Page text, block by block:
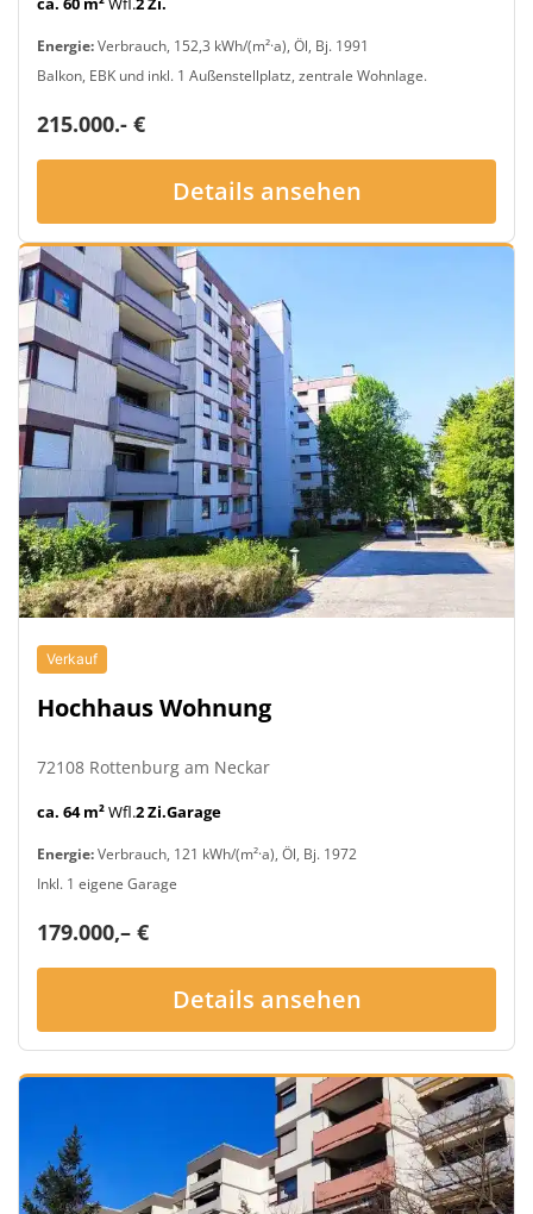
Energie:Verbrauch, 152,3 kWh/(m²·a), Öl, Bj. 1991
Balkon, EBK und inkl. 1 Außenstellplatz, zentrale Wohnlage.
215.000.- €
Details ansehen
Verkauf
Hochhaus Wohnung
72108 Rottenburg am Neckar
ca. 64 m²Wfl.2 Zi.Garage
Energie:Verbrauch, 121 kWh/(m²·a), Öl, Bj. 1972
Inkl. 1 eigene Garage
179.000,– €
Details ansehen